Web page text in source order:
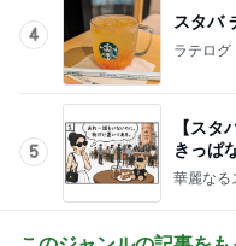
4
スタバ
5
【スタ
きっぱ
華麗なる
このジャンルの記事をも